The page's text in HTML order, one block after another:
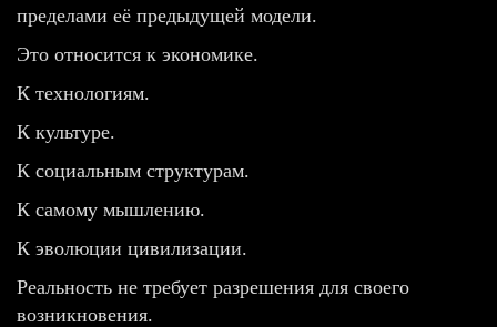
пределами её предыдущей модели.
Это относится к экономике.
К технологиям.
К культуре.
К социальным структурам.
К самому мышлению.
К эволюции цивилизации.
Реальность не требует разрешения для своего
возникновения.